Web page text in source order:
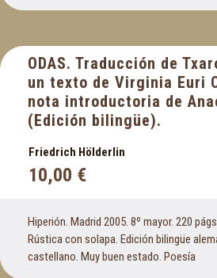
ODAS. Traducción de
un texto de Virginia Euri
nota introductoria de
(Edición bilingüe).
Friedrich Hölderlin
10,00 €
Hiperión. Madrid 2005. 8º mayor. 220
Rústica con solapa. Edición bilingüe
castellano. Muy buen estado. Poesía